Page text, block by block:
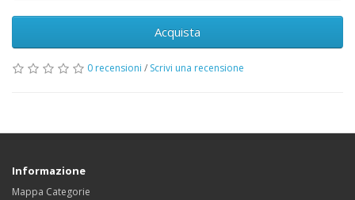
Acquista
0 recensioni / Scrivi una recensione
Informazione
Mappa Categorie